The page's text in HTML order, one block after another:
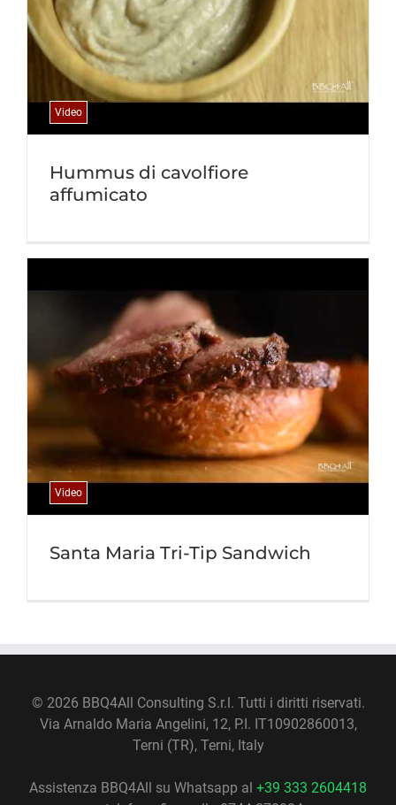
Hummus di cavolfiore
affumicato
Video
Santa Maria Tri-Tip Sandwich
Video
© 2026 BBQ4All Consulting S.r.l. Tutti i diritti riservati.
Via Arnaldo Maria Angelini, 12, P.I. IT10902860013,
Terni (TR), Terni, Italy
Assistenza BBQ4All su Whatsapp al +39 333 2604418